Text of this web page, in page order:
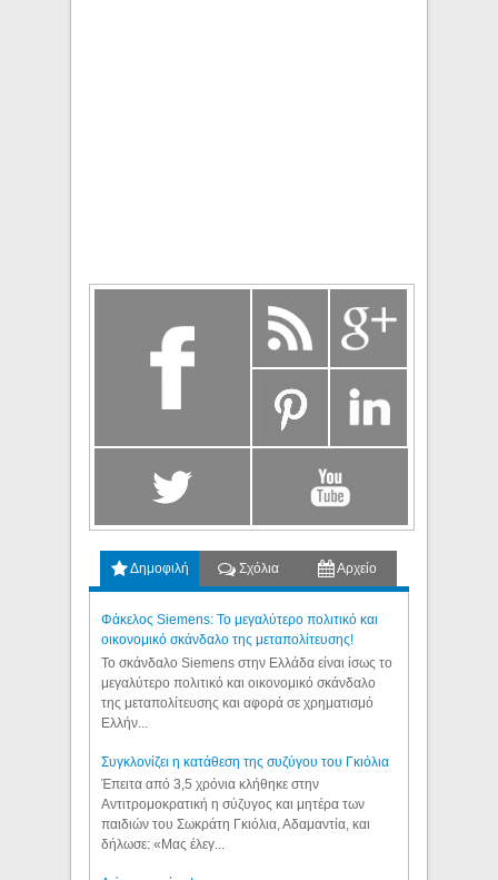
Δημοφιλή Σχόλια Αρχείο
Φάκελος Siemens: Το μεγαλύτερο πολιτικό και
οικονομικό σκάνδαλο της μεταπολίτευσης!
Το σκάνδαλο Siemens στην Ελλάδα είναι ίσως το
μεγαλύτερο πολιτικό και οικονομικό σκάνδαλο
της μεταπολίτευσης και αφορά σε χρηματισμό
Ελλήν...
Συγκλονίζει η κατάθεση της συζύγου του Γκιόλια
Έπειτα από 3,5 χρόνια κλήθηκε στην
Αντιτρομοκρατική η σύζυγος και μητέρα των
παιδιών του Σωκράτη Γκιόλια, Αδαμαντία, και
δήλωσε: «Μας έλεγ...